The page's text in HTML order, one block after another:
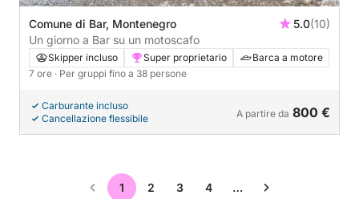
Comune di Bar, Montenegro 5.0(10)
Un giorno a Bar su un motoscafo
Skipper incluso Super proprietario
Barca a motore
7 ore · Per gruppi fino a 38 persone
Carburante incluso
Cancellazione flessibile
A partire da 800 €
1 2 3 4 …